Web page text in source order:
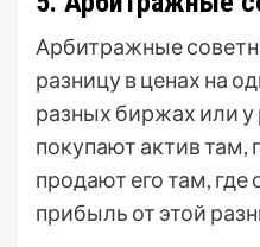
Арбитражные
разницу в ценах на
разных биржах или
покупают актив там,
продают его там,
прибыль от этой